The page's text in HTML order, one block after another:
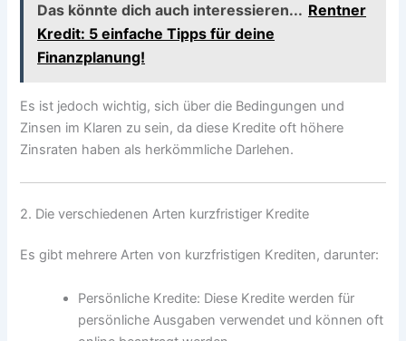
Das könnte dich auch interessieren... Rentner
Kredit: 5 einfache Tipps für deine
Finanzplanung!
Es ist jedoch wichtig, sich über die Bedingungen und
Zinsen im Klaren zu sein, da diese Kredite oft höhere
Zinsraten haben als herkömmliche Darlehen.
2. Die verschiedenen Arten kurzfristiger Kredite
Es gibt mehrere Arten von kurzfristigen Krediten, darunter:
Persönliche Kredite: Diese Kredite werden für
persönliche Ausgaben verwendet und können oft